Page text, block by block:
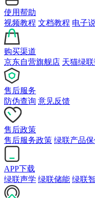
使用帮助
视频教程 文档教程 电子
购买渠道
京东自营旗舰店 天猫绿
售后服务
防伪查询 意见反馈
售后政策
售后服务政策 绿联产品
APP下载
绿联声学 绿联储能 绿联